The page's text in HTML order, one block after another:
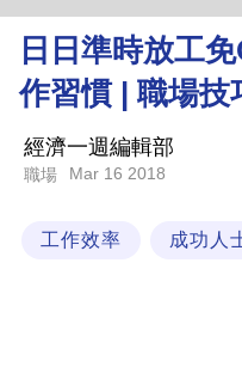
理
財
商
業
科
日日準時放工
作習慣 | 職場技
經濟一週編輯部
職場 Mar 16 2018
工作效率 成功人